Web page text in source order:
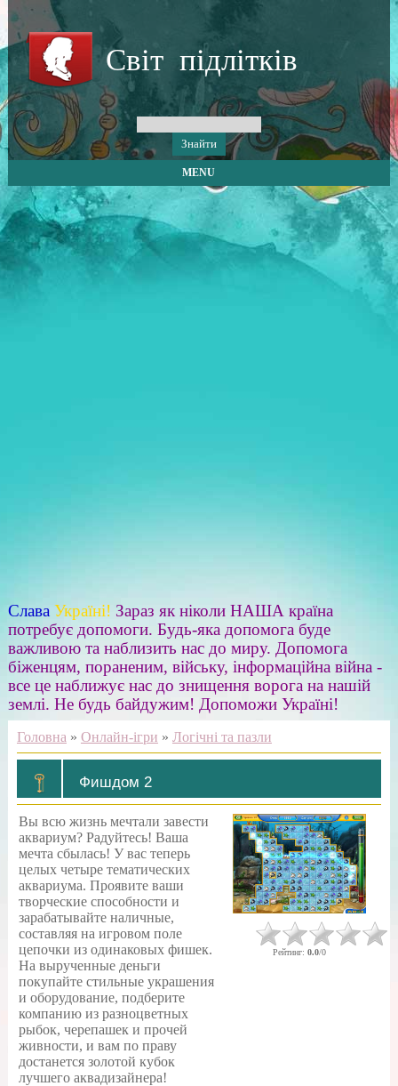
Світ підлітків
MENU
Слава Україні! Зараз як ніколи НАША країна
потребує допомоги. Будь-яка допомога буде
важливою та наблизить нас до миру. Допомога
біженцям, пораненим, війську, інформаційна війна -
все це наближує нас до знищення ворога на нашій
землі. Не будь байдужим! Допоможи Україні!
Головна » Онлайн-ігри » Логічні та пазли
Фишдом 2
Вы всю жизнь мечтали завести
аквариум? Радуйтесь! Ваша
мечта сбылась! У вас теперь
целых четыре тематических
аквариума. Проявите ваши
творческие способности и
зарабатывайте наличные,
составляя на игровом поле
цепочки из одинаковых фишек.
На вырученные деньги
покупайте стильные украшения
и оборудование, подберите
компанию из разноцветных
рыбок, черепашек и прочей
живности, и вам по праву
достанется золотой кубок
лучшего аквадизайнера!
Рейтинг: 0.0/0